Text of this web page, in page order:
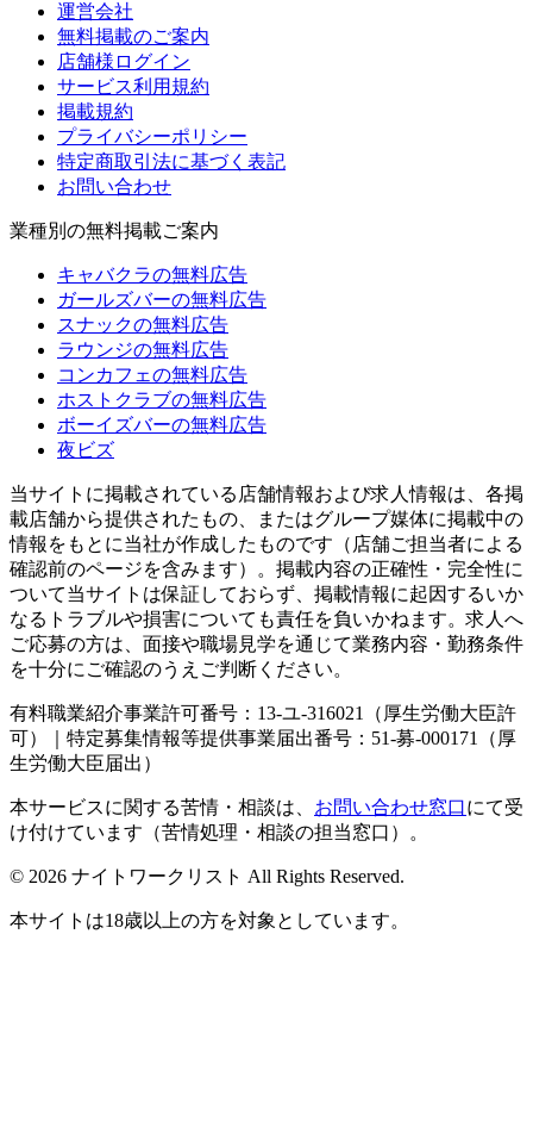
運営会社
無料掲載のご案内
店舗様ログイン
サービス利用規約
掲載規約
プライバシーポリシー
特定商取引法に基づく表記
お問い合わせ
業種別の無料掲載ご案内
キャバクラの無料広告
ガールズバーの無料広告
スナックの無料広告
ラウンジの無料広告
コンカフェの無料広告
ホストクラブの無料広告
ボーイズバーの無料広告
夜ビズ
当サイトに掲載されている店舗情報および求人情報は、各掲
載店舗から提供されたもの、またはグループ媒体に掲載中の
情報をもとに当社が作成したものです（店舗ご担当者による
確認前のページを含みます）。掲載内容の正確性・完全性に
ついて当サイトは保証しておらず、掲載情報に起因するいか
なるトラブルや損害についても責任を負いかねます。求人へ
ご応募の方は、面接や職場見学を通じて業務内容・勤務条件
を十分にご確認のうえご判断ください。
有料職業紹介事業許可番号：13-ユ-316021（厚生労働大臣許
可）｜特定募集情報等提供事業届出番号：51-募-000171（厚
生労働大臣届出）
本サービスに関する苦情・相談は、 お問い合わせ窓口にて受
け付けています（苦情処理・相談の担当窓口）。
© 2026 ナイトワークリスト All Rights Reserved.
本サイトは18歳以上の方を対象としています。